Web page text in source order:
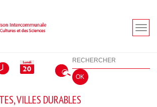
Rechercher
OK
VILLES DURABLES